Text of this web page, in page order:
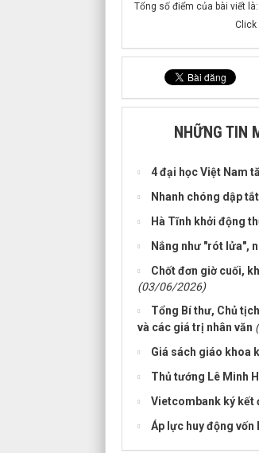
Tổng số điểm của bài viết
Click
NHỮNG TIN
4 đại học Việt Nam
Nhanh chóng dập
Hà Tĩnh khởi động
Nắng như "rót lửa",
Chốt đơn giờ cuối,
(03/06/2026)
Tổng Bí thư, Chủ
và các giá trị nhân văn
Giá sách giáo khoa
Thủ tướng Lê Minh
Vietcombank ký kết
Áp lực huy động vốn